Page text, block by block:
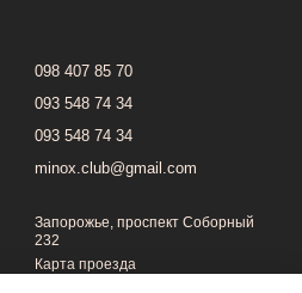
098 407 85 70
093 548 74 34
093 548 74 34
minox.club@gmail.com
Запорожье, проспект Соборный
232
Карта проезда